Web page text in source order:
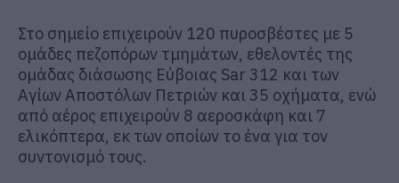
Στο σημείο επιχειρούν 120 πυροσβέστες με 5
ομάδες πεζοπόρων τμημάτων, εθελοντές της
ομάδας διάσωσης Εύβοιας Sar 312 και των
Αγίων Αποστόλων Πετριών και 35 οχήματα, ενώ
από αέρος επιχειρούν 8 αεροσκάφη και 7
ελικόπτερα, εκ των οποίων το ένα για τον
συντονισμό τους.